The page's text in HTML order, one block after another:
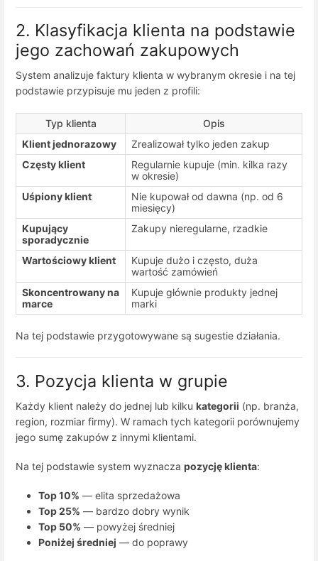
2. Klasyfikacja klienta na podstawie
jego zachowań zakupowych
System analizuje faktury klienta w wybranym okresie i na tej
podstawie przypisuje mu jeden z profili:
Typ klienta
Opis
Klient jednorazowy
Zrealizował tylko jeden zakup
Częsty klient
Regularnie kupuje (min. kilka razy
w okresie)
Uśpiony klient
Nie kupował od dawna (np. od 6
miesięcy)
Kupujący
sporadycznie
Zakupy nieregularne, rzadkie
Wartościowy klient
Kupuje dużo i często, duża
wartość zamówień
Skoncentrowany na
marce
Kupuje głównie produkty jednej
marki
Na tej podstawie przygotowywane są sugestie działania.
3. Pozycja klienta w grupie
Każdy klient należy do jednej lub kilku kategorii (np. branża,
region, rozmiar firmy). W ramach tych kategorii porównujemy
jego sumę zakupów z innymi klientami.
Na tej podstawie system wyznacza pozycję klienta:
Top 10% — elita sprzedażowa
Top 25% — bardzo dobry wynik
Top 50% — powyżej średniej
Poniżej średniej — do poprawy